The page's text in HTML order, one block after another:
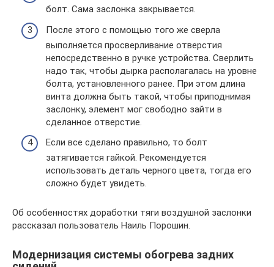
болт. Сама заслонка закрывается.
После этого с помощью того же сверла
выполняется просверливание отверстия
непосредственно в ручке устройства. Сверлить
надо так, чтобы дырка располагалась на уровне
болта, установленного ранее. При этом длина
винта должна быть такой, чтобы приподнимая
заслонку, элемент мог свободно зайти в
сделанное отверстие.
Если все сделано правильно, то болт
затягивается гайкой. Рекомендуется
использовать деталь черного цвета, тогда его
сложно будет увидеть.
Об особенностях доработки тяги воздушной заслонки
рассказал пользователь Наиль Порошин.
Модернизация системы обогрева задних